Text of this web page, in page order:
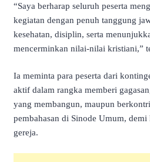
“Saya berharap seluruh peserta
kegiatan dengan penuh tanggung
kesehatan, disiplin, serta
mencerminkan nilai-nilai kristiani,”
Ia meminta para peserta dari
aktif dalam rangka memberi
yang membangun, maupun
pembahasan di Sinode Umum, demi
gereja.